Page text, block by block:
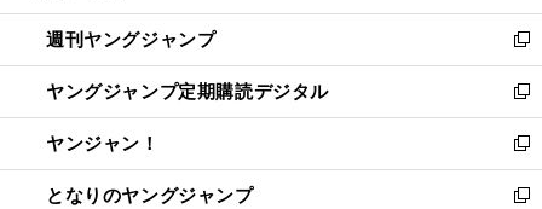
開
く
ウ
で
開
く
ン
ド
ウ
で
開
く
ウ
ィ
ン
ド
ウ
で
開
く
週刊ヤングジャンプ
新
し
い
ウ
ィ
ン
ド
ヤングジャンプ定期購読デジタル
新
し
い
ウ
ィ
ヤンジャン！
新
し
い
となりのヤングジャンプ
新